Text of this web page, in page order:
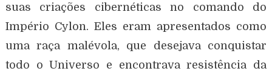
suas criações cibernéticas no comando do
Império Cylon. Eles eram apresentados como
uma raça malévola, que desejava conquistar
todo o Universo e encontrava resistência da